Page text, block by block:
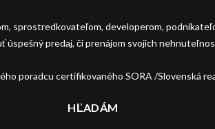
sprostredkovateľom, developerom,
úspešný predaj, či prenájom svojich
poradcu certifikovaného SORA /Slovenská
HĽADÁM